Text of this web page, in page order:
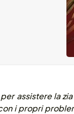
assistere la
i propri